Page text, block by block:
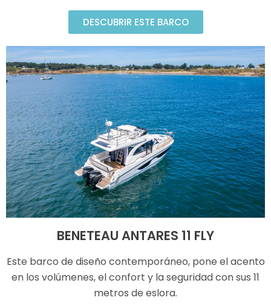
DESCUBRIR ESTE BARCO
BENETEAU ANTARES 11 FLY
Este barco de diseño contemporáneo, pone el acento
en los volúmenes, el confort y la seguridad con sus 11
metros de eslora.